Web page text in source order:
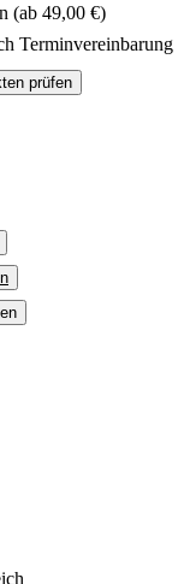
(ab 49,00 €)
Terminvereinbarung
prüfen